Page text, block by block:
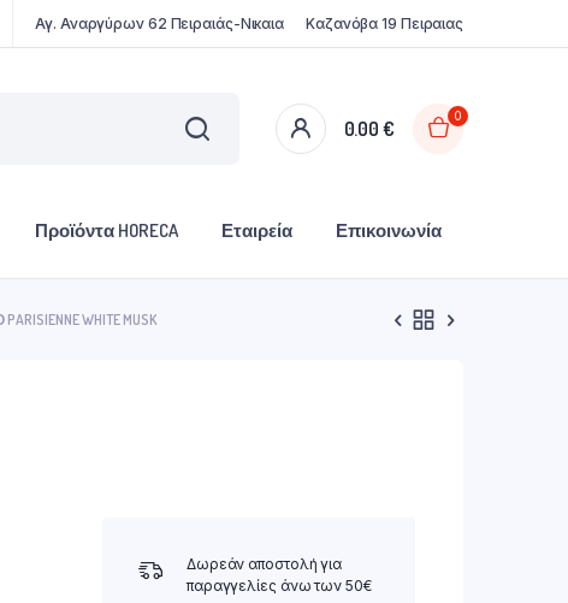
Αγ. Αναργύρων 62 Πειραιάς-Νικαια Καζανόβα 19 Πειραιας
0.00€
0
Προϊόντα HORECA Εταιρεία Επικοινωνία
WHITE MUSK
Δωρεάν αποστολή για
παραγγελίες άνω των 50€